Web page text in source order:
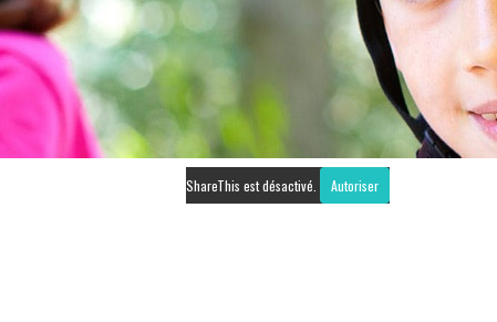
ShareThis est désactivé. Autoriser